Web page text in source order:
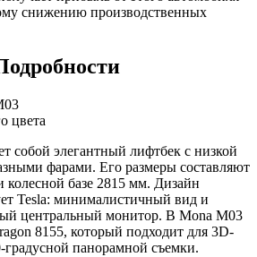
снижению производственных
цвета
собой элегантный лифтбек с низкой
фарами. Его размеры составляют
базе 2815 мм. Дизайн
Tesla: минималистичный вид и
центральный монитор. В Mona M03
8155, который подходит для 3D-
градусной панорамной съемки.